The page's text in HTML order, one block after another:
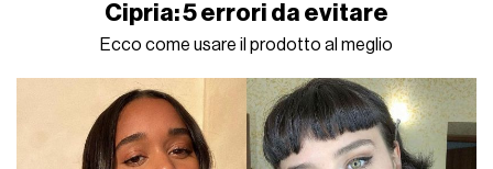
Cipria: 5 errori da evitare
Ecco come usare il prodotto al meglio